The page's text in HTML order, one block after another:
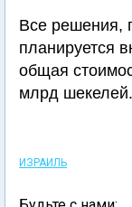
Все решения,
планируется
общая
млрд шекелей.
ИЗРАИЛЬ